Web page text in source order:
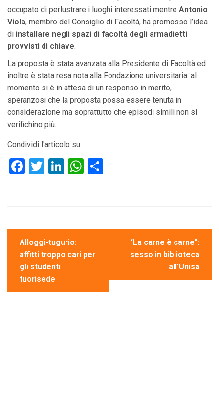
occupato di perlustrare i luoghi interessati mentre Antonio
Viola, membro del Consiglio di Facoltà, ha promosso l’idea
di installare negli spazi di facoltà degli armadietti
provvisti di chiave.
La proposta è stata avanzata alla Presidente di Facoltà ed
inoltre è stata resa nota alla Fondazione universitaria: al
momento si è in attesa di un responso in merito,
speranzosi che la proposta possa essere tenuta in
considerazione ma soprattutto che episodi simili non si
verifichino più.
Condividi l'articolo su:
F
o
o
k
T
Li
n
W
A
p
vi
articoli
Alloggi-tugurio:
affitti troppo cari per
gli studenti
fuorisede
“La carne è carne”:
sesso in biblioteca
all’Unisa